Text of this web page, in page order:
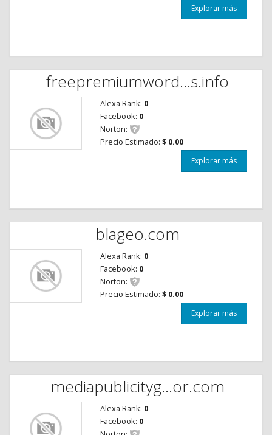
Explorar más
freepremiumword...s.info
Alexa Rank: 0
Facebook: 0
Norton:
Precio Estimado: $ 0.00
Explorar más
blageo.com
Alexa Rank: 0
Facebook: 0
Norton:
Precio Estimado: $ 0.00
Explorar más
mediapublicityg...or.com
Alexa Rank: 0
Facebook: 0